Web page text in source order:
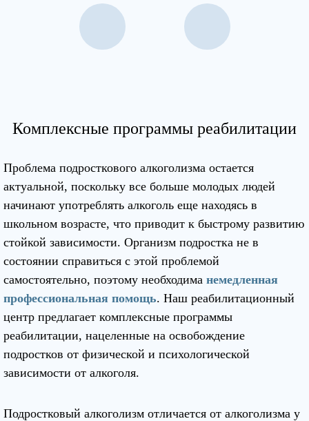
Комплексные программы реабилитации
Проблема подросткового алкоголизма остается
актуальной, поскольку все больше молодых людей
начинают употреблять алкоголь еще находясь в
школьном возрасте, что приводит к быстрому развитию
стойкой зависимости. Организм подростка не в
состоянии справиться с этой проблемой
самостоятельно, поэтому необходима немедленная
профессиональная помощь. Наш реабилитационный
центр предлагает комплексные программы
реабилитации, нацеленные на освобождение
подростков от физической и психологической
зависимости от алкоголя.
Подростковый алкоголизм отличается от алкоголизма у